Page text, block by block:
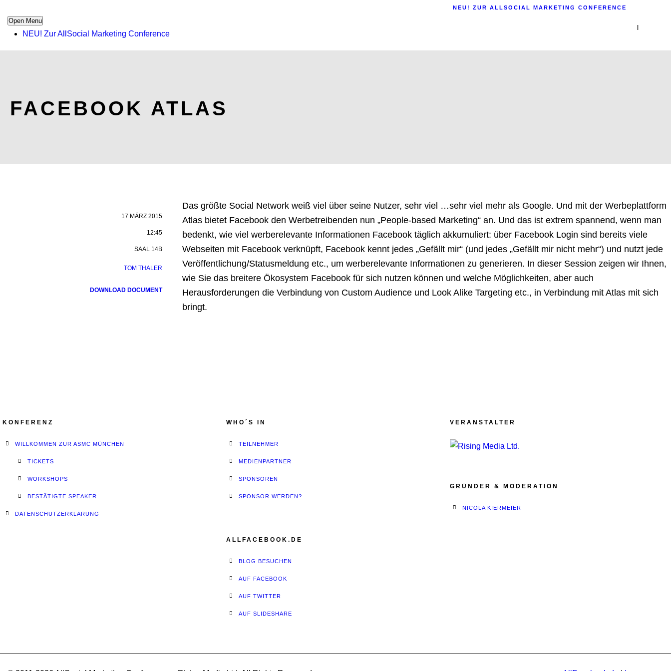
Open Menu
NEU! Zur AllSocial Marketing Conference
NEU! ZUR ALLSOCIAL MARKETING CONFERENCE
|
FACEBOOK ATLAS
17 MÄRZ 2015
12:45
SAAL 14B
TOM THALER
DOWNLOAD DOCUMENT
Das größte Social Network weiß viel über seine Nutzer, sehr viel …sehr viel mehr als Google. Und mit der Werbeplattform
Atlas bietet Facebook den Werbetreibenden nun „People-based Marketing“ an. Und das ist extrem spannend, wenn man
bedenkt, wie viel werberelevante Informationen Facebook täglich akkumuliert: über Facebook Login sind bereits viele
Webseiten mit Facebook verknüpft, Facebook kennt jedes „Gefällt mir“ (und jedes „Gefällt mir nicht mehr“) und nutzt jede
Veröffentlichung/Statusmeldung etc., um werberelevante Informationen zu generieren. In dieser Session zeigen wir Ihnen,
wie Sie das breitere Ökosystem Facebook für sich nutzen können und welche Möglichkeiten, aber auch
Herausforderungen die Verbindung von Custom Audience und Look Alike Targeting etc., in Verbindung mit Atlas mit sich
bringt.
KONFERENZ
WILLKOMMEN ZUR ASMC MÜNCHEN
TICKETS
WORKSHOPS
BESTÄTIGTE SPEAKER
DATENSCHUTZERKLÄRUNG
WHO´S IN
TEILNEHMER
MEDIENPARTNER
SPONSOREN
SPONSOR WERDEN?
ALLFACEBOOK.DE
BLOG BESUCHEN
AUF FACEBOOK
AUF TWITTER
AUF SLIDESHARE
VERANSTALTER
GRÜNDER & MODERATION
NICOLA KIERMEIER